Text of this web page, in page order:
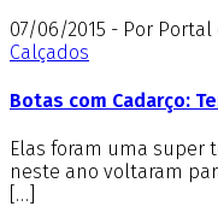
07/06/2015 - Por
Calçados
Botas com Cadarço:
Elas foram uma super
neste ano voltaram
[…]